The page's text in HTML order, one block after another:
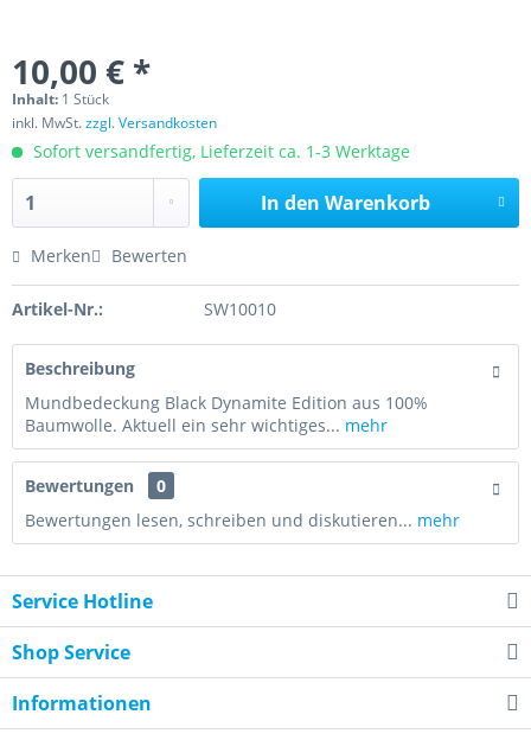
10,00 € *
Inhalt: 1 Stück
inkl. MwSt.zzgl. Versandkosten
Sofort versandfertig, Lieferzeit ca. 1-3 Werktage
In den Warenkorb
Merken Bewerten
Artikel-Nr.: SW10010
Beschreibung
Mundbedeckung Black Dynamite Edition aus 100%
Baumwolle. Aktuell ein sehr wichtiges... mehr
Bewertungen
0
Bewertungen lesen, schreiben und diskutieren... mehr
Service Hotline
Shop Service
Informationen